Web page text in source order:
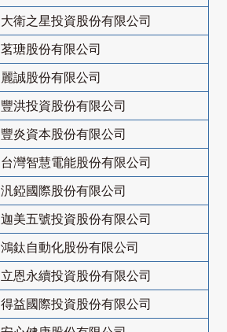
大衛之星投資股份有限公司
茗瑭股份有限公司
麗誠股份有限公司
豐洪投資股份有限公司
豐炎資本股份有限公司
台灣智慧電能股份有限公司
汎錏國際股份有限公司
迦美五號投資股份有限公司
鴻鈦自動化股份有限公司
立恩永續投資股份有限公司
得益國際投資股份有限公司